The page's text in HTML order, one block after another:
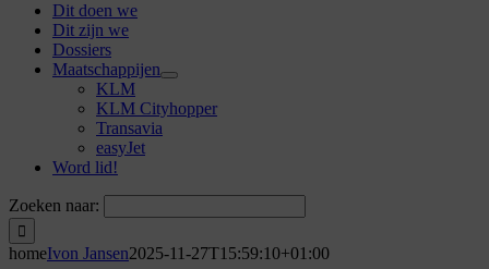
Dit doen we
Dit zijn we
Dossiers
Maatschappijen
KLM
KLM Cityhopper
Transavia
easyJet
Word lid!
Zoeken naar:
homeIvon Jansen2025-11-27T15:59:10+01:00